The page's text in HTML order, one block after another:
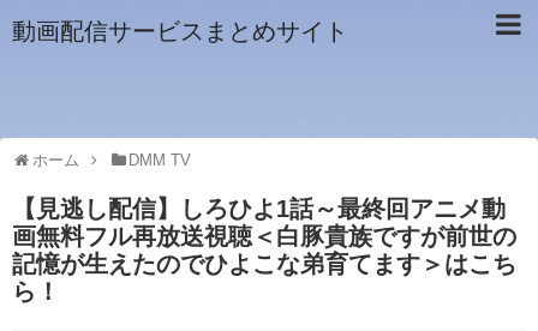
動画配信サービスまとめサイト
ホーム DMM TV
【見逃し配信】しろひよ1話～最終回アニメ動
画無料フル再放送視聴＜白豚貴族ですが前世の
記憶が生えたのでひよこな弟育てます＞はこち
ら！